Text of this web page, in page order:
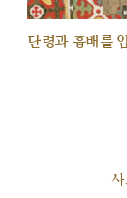
단령과 흉배를